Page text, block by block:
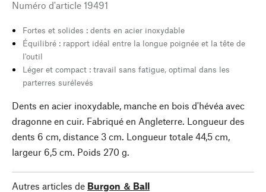
Numéro d'article 19491
Fortes et solides : dents en acier inoxydable
Équilibré : rapport idéal entre la longue poignée et la tête de
l'outil
Léger et compact : travail sans fatigue, optimal dans les
parterres surélevés
Dents en acier inoxydable, manche en bois d'hévéa avec
dragonne en cuir. Fabriqué en Angleterre. Longueur des
dents 6 cm, distance 3 cm. Longueur totale 44,5 cm,
largeur 6,5 cm. Poids 270 g.
Autres articles de Burgon ＆ Ball